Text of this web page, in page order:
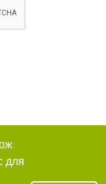
для